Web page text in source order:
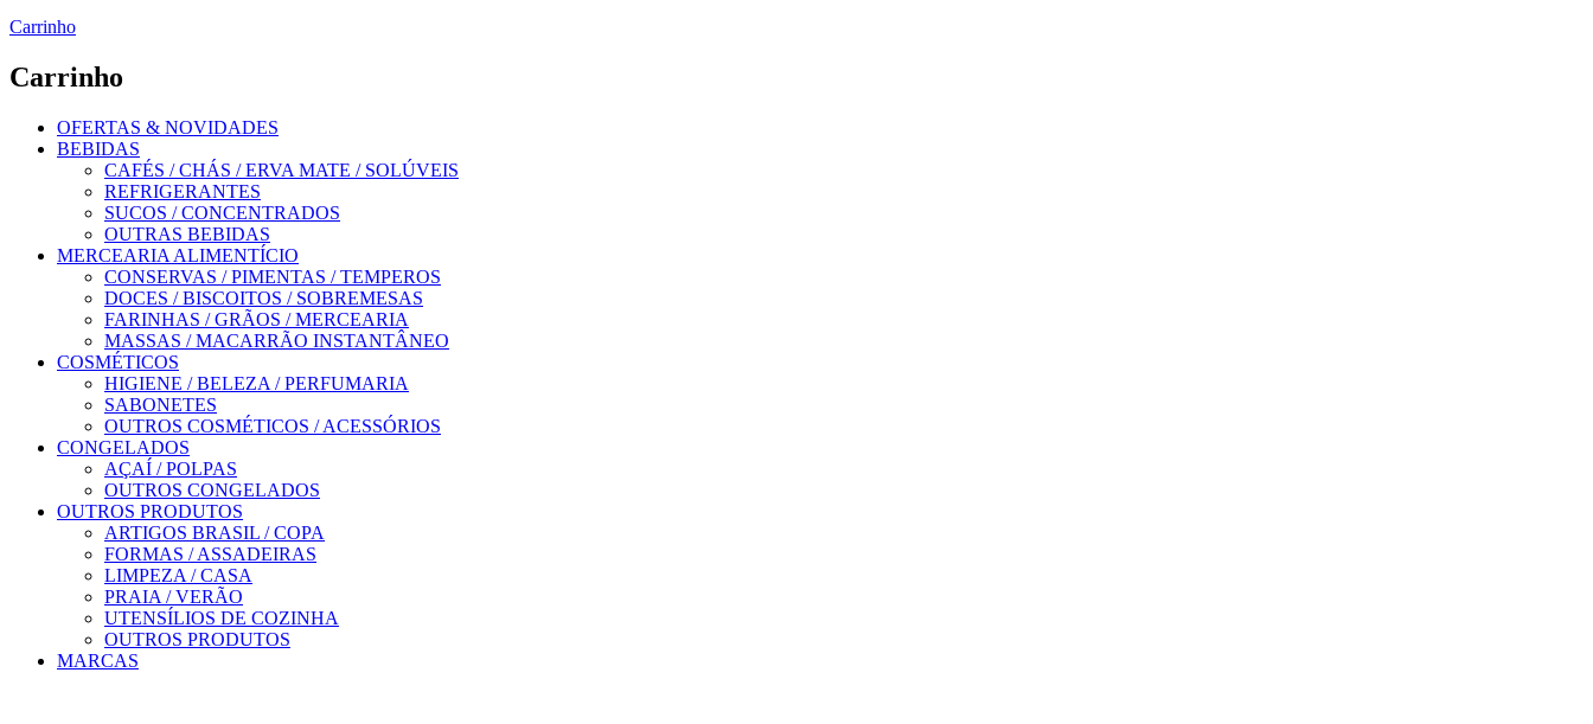
Carrinho
Carrinho
OFERTAS & NOVIDADES
BEBIDAS
CAFÉS / CHÁS / ERVA MATE / SOLÚVEIS
REFRIGERANTES
SUCOS / CONCENTRADOS
OUTRAS BEBIDAS
MERCEARIA ALIMENTÍCIO
CONSERVAS / PIMENTAS / TEMPEROS
DOCES / BISCOITOS / SOBREMESAS
FARINHAS / GRÃOS / MERCEARIA
MASSAS / MACARRÃO INSTANTÂNEO
COSMÉTICOS
HIGIENE / BELEZA / PERFUMARIA
SABONETES
OUTROS COSMÉTICOS / ACESSÓRIOS
CONGELADOS
AÇAÍ / POLPAS
OUTROS CONGELADOS
OUTROS PRODUTOS
ARTIGOS BRASIL / COPA
FORMAS / ASSADEIRAS
LIMPEZA / CASA
PRAIA / VERÃO
UTENSÍLIOS DE COZINHA
OUTROS PRODUTOS
MARCAS